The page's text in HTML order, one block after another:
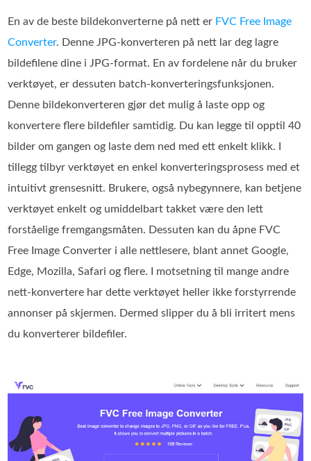
En av de beste bildekonverterne på nett er FVC Free Image
Converter. Denne JPG‑konverteren på nett lar deg lagre
bildefilene dine i JPG-format. En av fordelene når du bruker
verktøyet, er dessuten batch‑konverteringsfunksjonen.
Denne bildekonverteren gjør det mulig å laste opp og
konvertere flere bildefiler samtidig. Du kan legge til opptil 40
bilder om gangen og laste dem ned med ett enkelt klikk. I
tillegg tilbyr verktøyet en enkel konverteringsprosess med et
intuitivt grensesnitt. Brukere, også nybegynnere, kan betjene
verktøyet enkelt og umiddelbart takket være den lett
forståelige fremgangsmåten. Dessuten kan du åpne FVC
Free Image Converter i alle nettlesere, blant annet Google,
Edge, Mozilla, Safari og flere. I motsetning til mange andre
nett‑konvertere har dette verktøyet heller ikke forstyrrende
annonser på skjermen. Dermed slipper du å bli irritert mens
du konverterer bildefiler.